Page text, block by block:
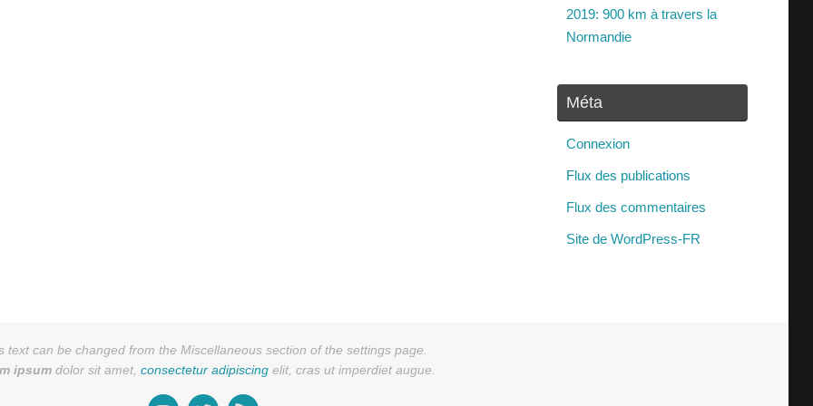
2019: 900 km à travers la
Normandie
Méta
Connexion
Flux des publications
Flux des commentaires
Site de WordPress-FR
text can be changed from the Miscellaneous section of the settings page.
ipsum dolor sit amet, consectetur adipiscing elit, cras ut imperdiet augue.